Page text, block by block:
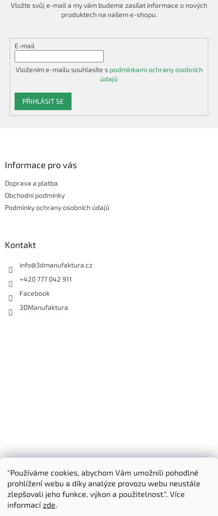
"Používáme cookies, abychom Vám umožnili pohodlné
prohlížení webu a díky analýze provozu webu neustále
zlepšovali jeho funkce, výkon a použitelnost.". Více
informacízde.
Vložte svůj e-mail a my vám budeme zasílat informace o nových
produktech na našem e-shopu.
E-mail
Vložením e-mailu souhlasíte s podmínkami ochrany osobních
údajů
PŘIHLÁSIT SE
Informace pro vás
Doprava a platba
Obchodní podmínky
Podmínky ochrany osobních údajů
Kontakt
info@3dmanufaktura.cz
+420 777 042 911
Facebook
3DManufaktura
Shoptet.cz 3D Manufaktura s.r.o.